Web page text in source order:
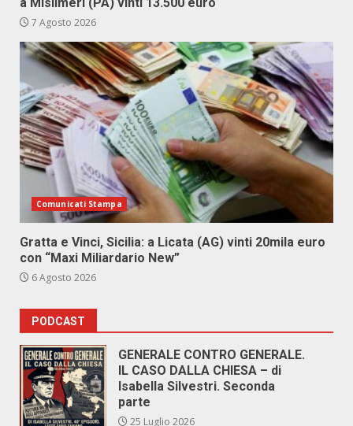
7 Agosto 2026
Comunicati Stampa
Gratta e Vinci, Sicilia: a Licata (AG) vinti 20mila euro
con “Maxi Miliardario New”
6 Agosto 2026
PODCAST
GENERALE CONTRO GENERALE.
IL CASO DALLA CHIESA – di
Isabella Silvestri. Seconda
parte
25 Luglio 2026